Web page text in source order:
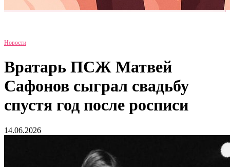
Новости
Вратарь ПСЖ Матвей
Сафонов сыграл свадьбу
спустя год после росписи
14.06.2026